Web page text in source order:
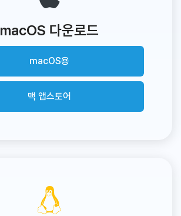
macOS 다운로드
macOS용
맥 앱스토어